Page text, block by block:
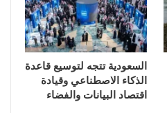
السعودية تتجه لتوسيع قاعدة
الذكاء الاصطناعي وقيادة
اقتصاد البيانات والفضاء